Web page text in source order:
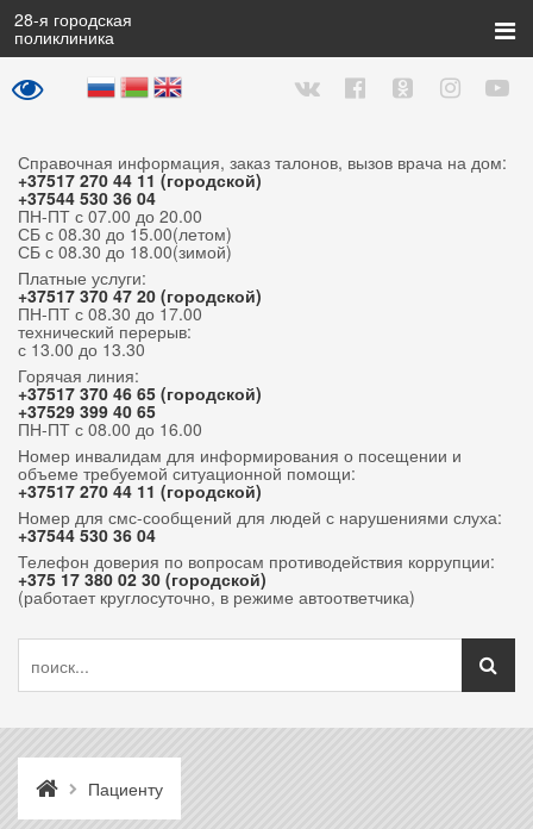
Справочная информация, заказ талонов, вызов врача на дом:
+37517 270 44 11 (городской)
+37544 530 36 04
ПН-ПТ с 07.00 до 20.00
СБ с 08.30 до 15.00(летом)
СБ с 08.30 до 18.00(зимой)
Платные услуги:
+37517 370 47 20 (городской)
ПН-ПТ с 08.30 до 17.00
технический перерыв:
с 13.00 до 13.30
Горячая линия:
+37517 370 46 65 (городской)
+37529 399 40 65
ПН-ПТ с 08.00 до 16.00
Номер инвалидам для информирования о посещении и
объеме требуемой ситуационной помощи:
+37517 270 44 11 (городской)
Номер для смс-сообщений для людей с нарушениями слуха:
+37544 530 36 04
Телефон доверия по вопросам противодействия коррупции:
+375 17 380 02 30 (городской)
(работает круглосуточно, в режиме автоответчика)
28-я городская
поликлиника
Пациенту